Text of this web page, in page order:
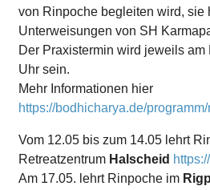
von Rinpoche begleiten wird, sie
Unterweisungen von SH
Der Praxistermin wird jeweils am
Uhr sein.
Mehr Informationen hier
https://bodhicharya.de/
Vom 12.05 bis zum 14.05 lehrt
Retreatzentrum Halscheid
Am 17.05. lehrt Rinpoche im